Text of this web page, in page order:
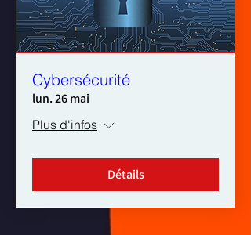
Cybersécurité
lun. 26 mai
Plus d'infos
Détails